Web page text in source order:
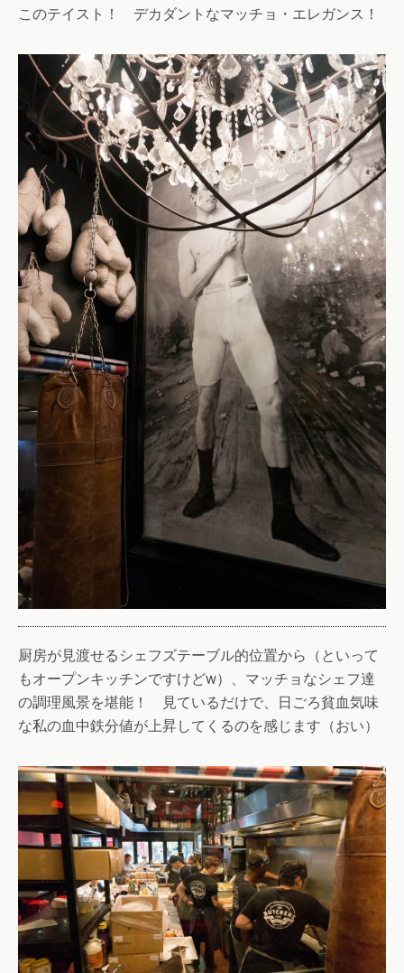
このテイスト！ デカダントなマッチョ・エレガンス！
厨房が見渡せるシェフズテーブル的位置から（といって
もオープンキッチンですけどw）、マッチョなシェフ達
の調理風景を堪能！ 見ているだけで、日ごろ貧血気味
な私の血中鉄分値が上昇してくるのを感じます（おい）